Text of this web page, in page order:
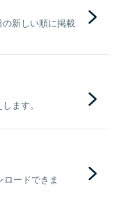
新しい順に掲載
ます。
ードできま